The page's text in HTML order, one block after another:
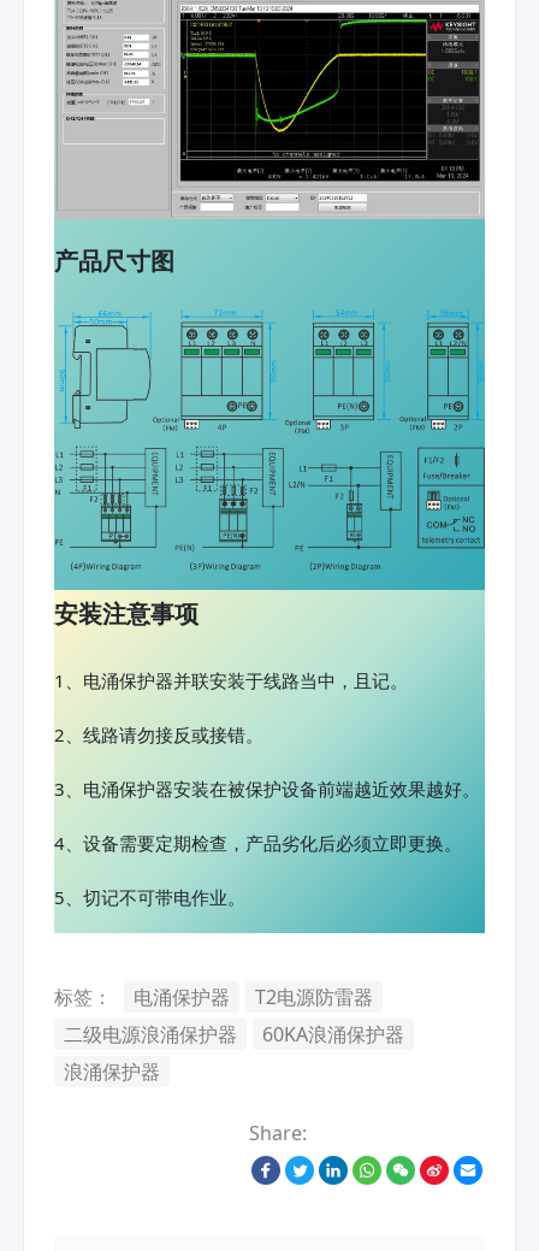
产品尺寸图
安装注意事项
1、电涌保护器并联安装于线路当中，且记。
2、线路请勿接反或接错。
3、电涌保护器安装在被保护设备前端越近效果越好。
4、设备需要定期检查，产品劣化后必须立即更换。
5、切记不可带电作业。
标签： 电涌保护器
T2电源防雷器
二级电源浪涌保护器
60KA浪涌保护器
浪涌保护器
Share: